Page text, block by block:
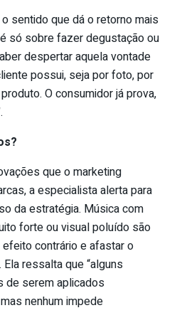
sentido que dá o retorno mais
só sobre fazer degustação ou
despertar aquela vontade
possui, seja por foto, por
O consumidor já prova,
que o marketing
a especialista alerta para
da estratégia. Música com
forte ou visual poluído são
contrário e afastar o
ressalta que “alguns
de serem aplicados
nenhum impede